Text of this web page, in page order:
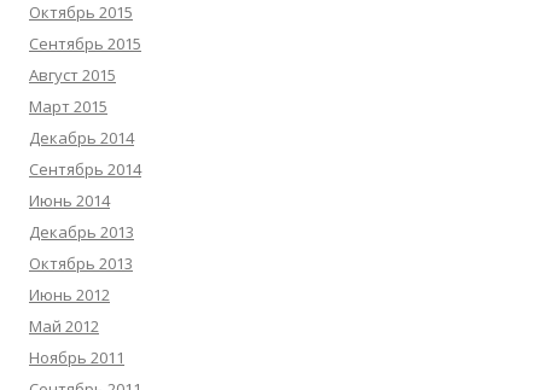
Октябрь 2015
Сентябрь 2015
Август 2015
Март 2015
Декабрь 2014
Сентябрь 2014
Июнь 2014
Декабрь 2013
Октябрь 2013
Июнь 2012
Май 2012
Ноябрь 2011